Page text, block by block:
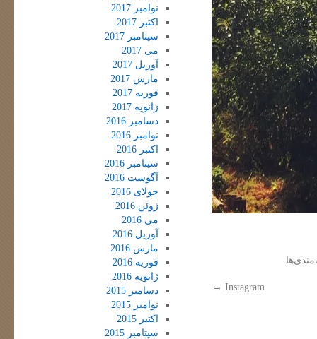
Instagram
→
نوامبر 2017
اکتبر 2017
سپتامبر 2017
می 2017
آوریل 2017
مارس 2017
فوریه 2017
ژانویه 2017
دسامبر 2016
نوامبر 2016
اکتبر 2016
سپتامبر 2016
آگوست 2016
جولای 2016
ژوئن 2016
می 2016
آوریل 2016
مارس 2016
فوریه 2016
ژانویه 2016
دسامبر 2015
نوامبر 2015
اکتبر 2015
سپتامبر 2015